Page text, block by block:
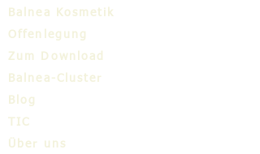
Balnea Kosmetik
Offenlegung
Zum Download
Balnea-Cluster
Blog
TIC
Über uns